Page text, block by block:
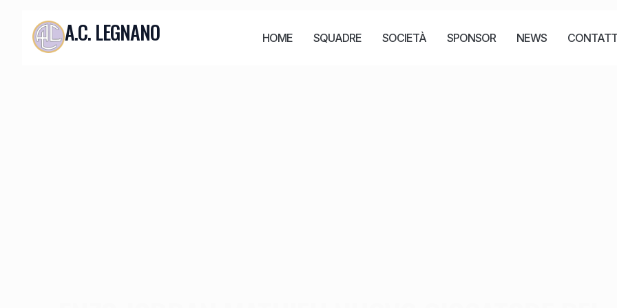
A.C. LEGNANO HOME SQUADRE SOCIETÀ SPONSOR NEWS